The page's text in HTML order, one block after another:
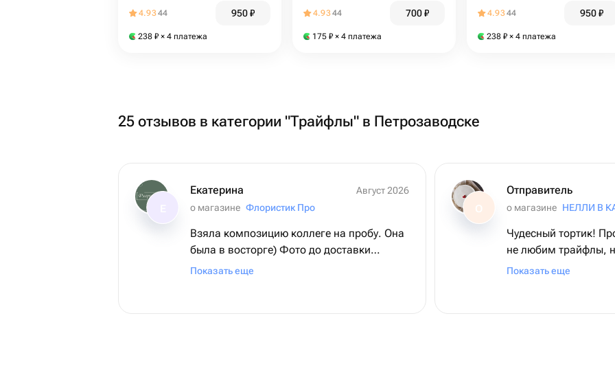
4.9344 950₽
238 ₽ × 4 платежа
4.9344 700₽
175 ₽ × 4 платежа
4.9344 950₽
238 ₽ × 4 платежа
25 отзывов в категории "Трайфлы" в Петрозаводске
Екатерина
Август 2026
о магазине Флористик Про
Взяла композицию коллеге на пробу. Она
была в восторге) Фото до доставки
соответствует реальности. Доставка
Показать еще
О
Отправитель
о магазине НЕЛЛИ В
Чудесный тортик!
не любим трайфлы,
тортик + трайфл
Показать еще